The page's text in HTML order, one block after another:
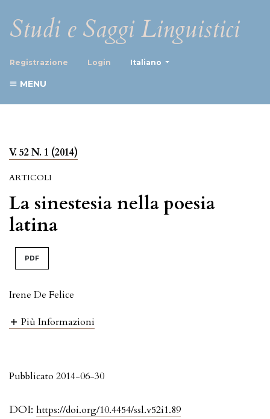
Studi e Saggi Linguistici
Registrazione Login Italiano
MENU
V. 52 N. 1 (2014)
ARTICOLI
La sinestesia nella poesia
latina
PDF
Irene De Felice
Più Informazioni
DOI: https://doi.org/10.4454/ssl.v52i1.89
Pubblicato 2014-06-30